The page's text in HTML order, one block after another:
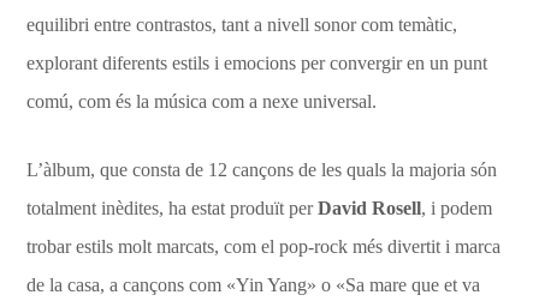
equilibri entre contrastos, tant a nivell sonor com temàtic,
explorant diferents estils i emocions per convergir en un punt
comú, com és la música com a nexe universal.
L’àlbum, que consta de 12 cançons de les quals la majoria són
totalment inèdites, ha estat produït perDavid Rosell, i podem
trobar estils molt marcats, com el pop-rock més divertit i marca
de la casa, a cançons com «Yin Yang» o «Sa mare que et va